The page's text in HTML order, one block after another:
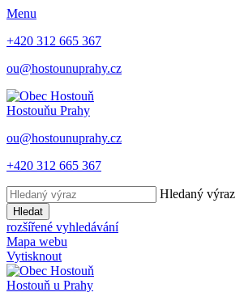
Menu
+420 312 665 367
ou@hostounuprahy.cz
Hostouňu Prahy
ou@hostounuprahy.cz
+420 312 665 367
Hledaný výraz
Hledat
rozšířené vyhledávání
Mapa webu
Vytisknout
Hostouň u Prahy